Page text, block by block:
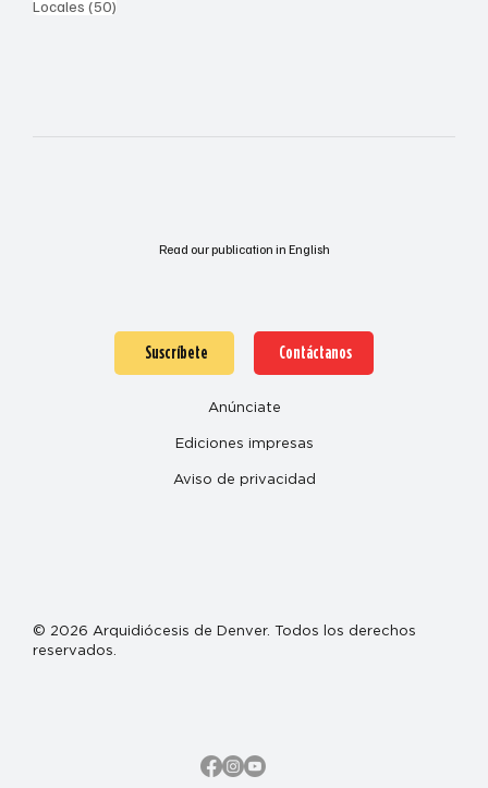
Locales (50)
Read our publication in English
Suscríbete Contáctanos
Anúnciate
Ediciones impresas
Aviso de privacidad
© 2026 Arquidiócesis de Denver. Todos los derechos
reservados.